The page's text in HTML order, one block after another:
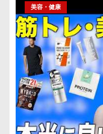
美容・健康